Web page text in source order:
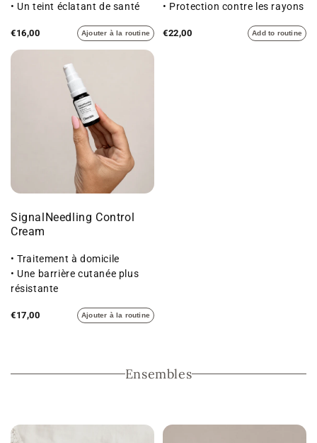
• Un teint éclatant de santé
€16,00 Ajouter à la routine
• Protection contre les rayons
€22,00 Add to routine
SignalNeedling Control
Cream
• Traitement à domicile
• Une barrière cutanée plus
résistante
€17,00 Ajouter à la routine
Ensembles